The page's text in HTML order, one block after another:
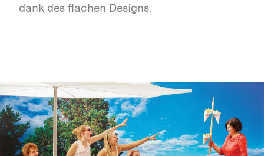
dank des flachen Designs.